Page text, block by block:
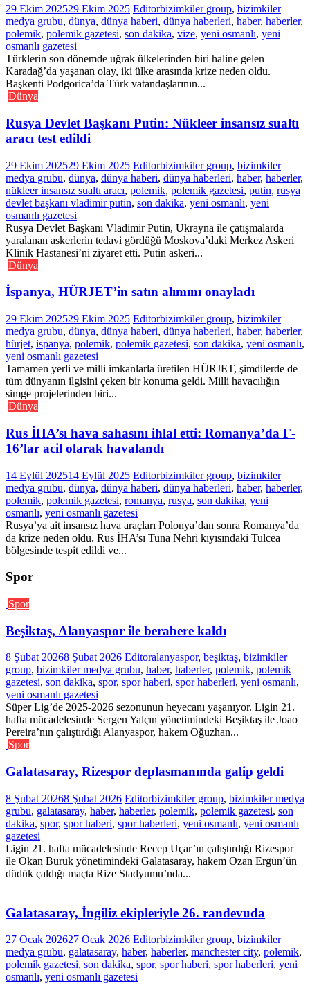
29 Ekim 202529 Ekim 2025 Editorbizimkiler group, bizimkiler
medya grubu, dünya, dünya haberi, dünya haberleri, haber, haberler,
polemik, polemik gazetesi, son dakika, vize, yeni osmanlı, yeni
osmanlı gazetesi
Türklerin son dönemde uğrak ülkelerinden biri haline gelen
Karadağ’da yaşanan olay, iki ülke arasında krize neden oldu.
Başkenti Podgorica’da Türk vatandaşlarının...
Dünya
Rusya Devlet Başkanı Putin: Nükleer insansız sualtı
aracı test edildi
29 Ekim 202529 Ekim 2025 Editorbizimkiler group, bizimkiler
medya grubu, dünya, dünya haberi, dünya haberleri, haber, haberler,
nükleer insansız sualtı aracı, polemik, polemik gazetesi, putin, rusya
devlet başkanı vladimir putin, son dakika, yeni osmanlı, yeni
osmanlı gazetesi
Rusya Devlet Başkanı Vladimir Putin, Ukrayna ile çatışmalarda
yaralanan askerlerin tedavi gördüğü Moskova’daki Merkez Askeri
Klinik Hastanesi’ni ziyaret etti. Putin askeri...
Dünya
İspanya, HÜRJET’in satın alımını onayladı
29 Ekim 202529 Ekim 2025 Editorbizimkiler group, bizimkiler
medya grubu, dünya, dünya haberi, dünya haberleri, haber, haberler,
hürjet, ispanya, polemik, polemik gazetesi, son dakika, yeni osmanlı,
yeni osmanlı gazetesi
Tamamen yerli ve milli imkanlarla üretilen HÜRJET, şimdilerde de
tüm dünyanın ilgisini çeken bir konuma geldi. Milli havacılığın
simge projelerinden biri...
Dünya
Rus İHA’sı hava sahasını ihlal etti: Romanya’da F-
16’lar acil olarak havalandı
14 Eylül 202514 Eylül 2025 Editorbizimkiler group, bizimkiler
medya grubu, dünya, dünya haberi, dünya haberleri, haber, haberler,
polemik, polemik gazetesi, romanya, rusya, son dakika, yeni
osmanlı, yeni osmanlı gazetesi
Rusya’ya ait insansız hava araçları Polonya’dan sonra Romanya’da
da krize neden oldu. Rus İHA’sı Tuna Nehri kıyısındaki Tulcea
bölgesinde tespit edildi ve...
Spor
Spor
Beşiktaş, Alanyaspor ile berabere kaldı
8 Şubat 20268 Şubat 2026 Editoralanyaspor, beşiktaş, bizimkiler
group, bizimkiler medya grubu, haber, haberler, polemik, polemik
gazetesi, son dakika, spor, spor haberi, spor haberleri, yeni osmanlı,
yeni osmanlı gazetesi
Süper Lig’de 2025-2026 sezonunun heyecanı yaşanıyor. Ligin 21.
hafta mücadelesinde Sergen Yalçın yönetimindeki Beşiktaş ile Joao
Pereira’nın çalıştırdığı Alanyaspor, hakem Oğuzhan...
Spor
Galatasaray, Rizespor deplasmanında galip geldi
8 Şubat 20268 Şubat 2026 Editorbizimkiler group, bizimkiler medya
grubu, galatasaray, haber, haberler, polemik, polemik gazetesi, son
dakika, spor, spor haberi, spor haberleri, yeni osmanlı, yeni osmanlı
gazetesi
Ligin 21. hafta mücadelesinde Recep Uçar’ın çalıştırdığı Rizespor
ile Okan Buruk yönetimindeki Galatasaray, hakem Ozan Ergün’ün
düdük çaldığı maçta Rize Stadyumu’nda...
Galatasaray, İngiliz ekipleriyle 26. randevuda
27 Ocak 202627 Ocak 2026 Editorbizimkiler group, bizimkiler
medya grubu, galatasaray, haber, haberler, manchester city, polemik,
polemik gazetesi, son dakika, spor, spor haberi, spor haberleri, yeni
osmanlı, yeni osmanlı gazetesi